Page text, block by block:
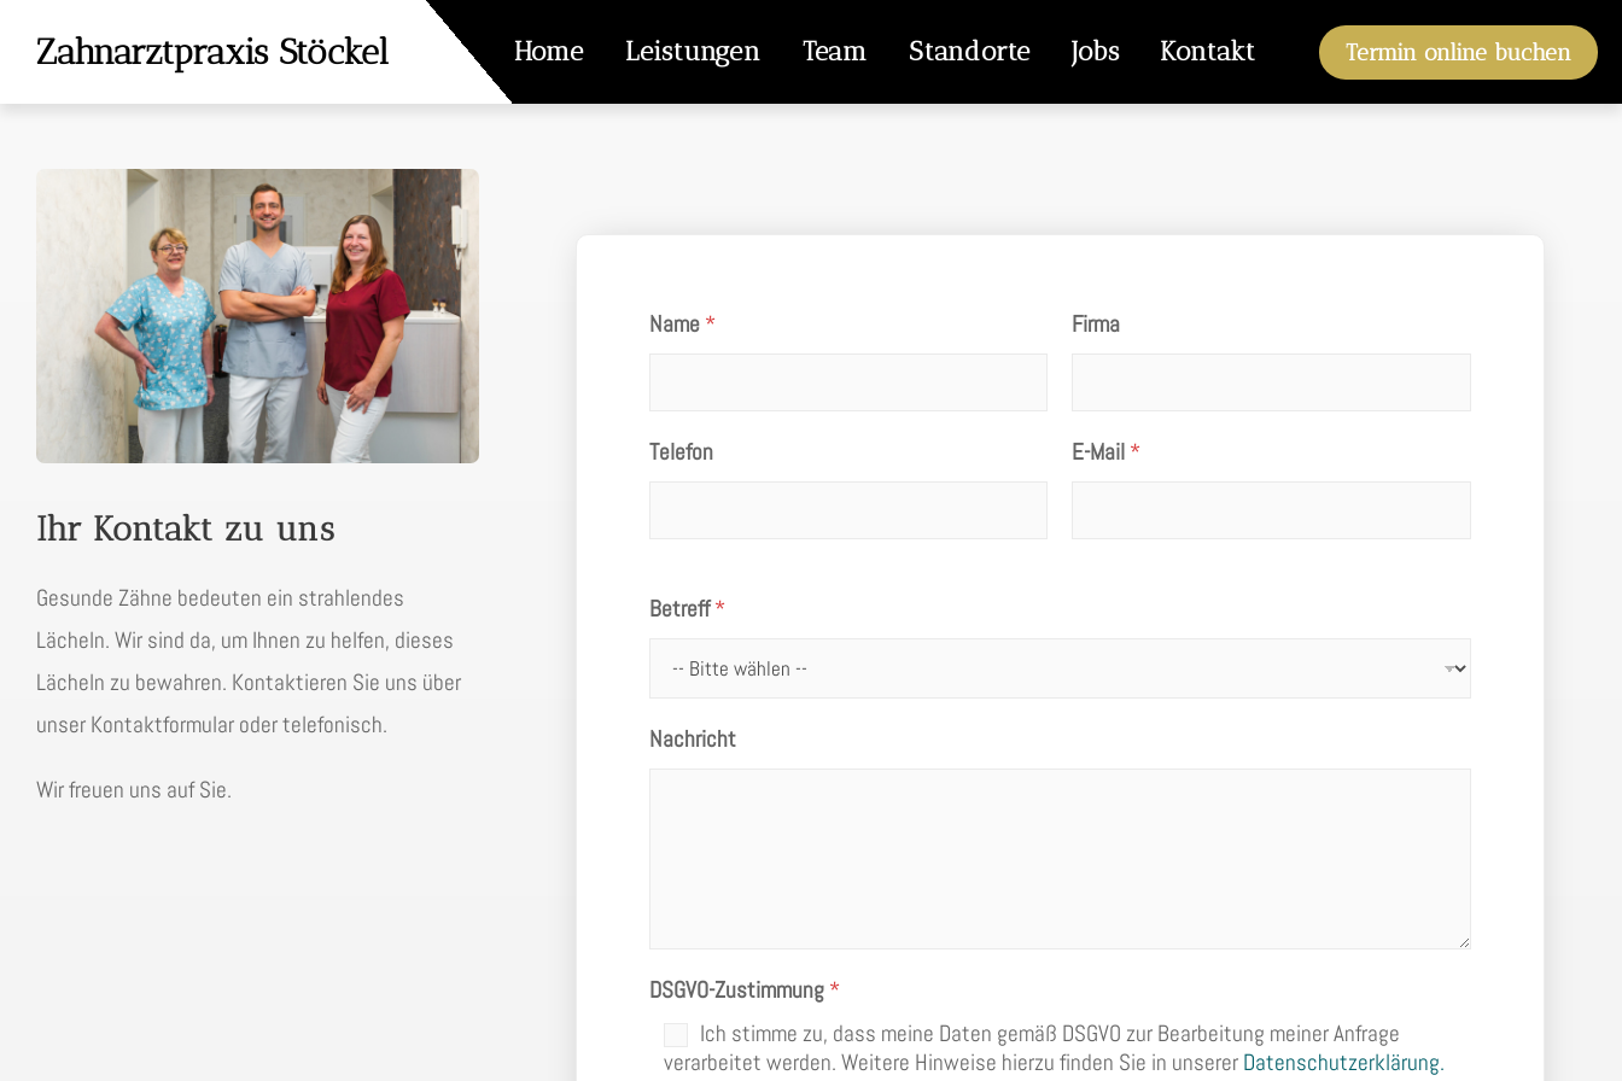
Inhalt
springen
Zahnarztpraxis Stöckel Home Leistungen Team Standorte Jobs Kontakt Termin online buchen
Ihr Kontakt zu uns
Gesunde Zähne bedeuten ein strahlendes
Lächeln. Wir sind da, um Ihnen zu helfen, dieses
Lächeln zu bewahren. Kontaktieren Sie uns über
unser Kontaktformular oder telefonisch.
Wir freuen uns auf Sie.
Name * Firma
Telefon E-Mail *
Betreff*
Nachricht
DSGVO-Zustimmung *
Ich stimme zu, dass meine Daten gemäß DSGVO zur Bearbeitung meiner Anfrage
verarbeitet werden. Weitere Hinweise hierzu finden Sie in unserer Datenschutzerklärung.